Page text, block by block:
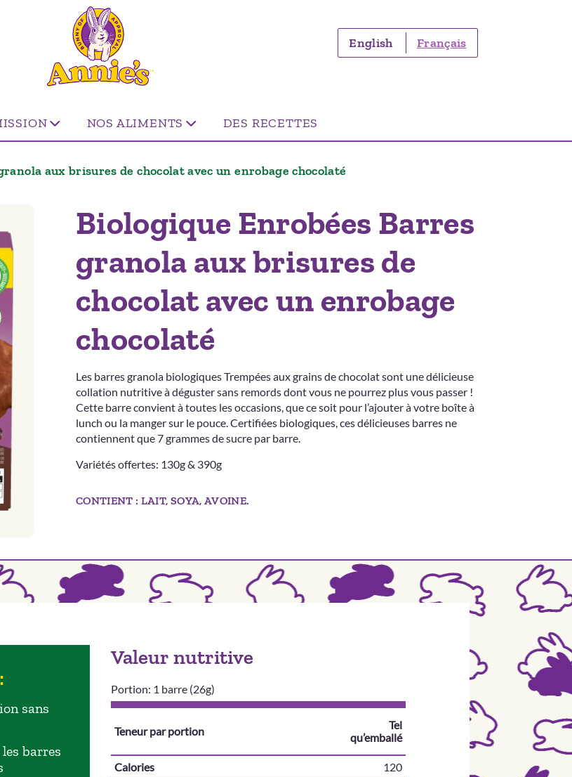
English Français
NOS ALIMENTS DES RECETTES
aux brisures de chocolat avec un enrobage chocolaté
Biologique Enrobées Barres
granola aux brisures de
chocolat avec un enrobage
chocolaté
Les barres granola biologiques Trempées aux grains de chocolat sont une délicieuse
collation nutritive à déguster sans remords dont vous ne pourrez plus vous passer !
Cette barre convient à toutes les occasions, que ce soit pour l’ajouter à votre boîte à
lunch ou la manger sur le pouce. Certifiées biologiques, ces délicieuses barres ne
contiennent que 7 grammes de sucre par barre.
Variétés offertes: 130g & 390g
CONTIENT : LAIT, SOYA, AVOINE.
sans
barres
Valeur nutritive
Portion: 1 barre (26g)
Teneur par portion
Tel
qu’emballé
Calories 120